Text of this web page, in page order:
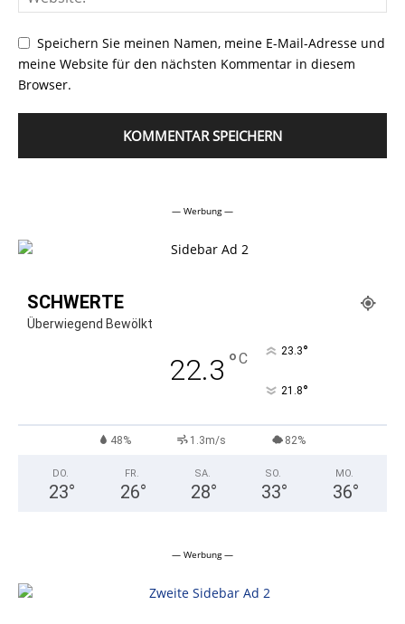
Speichern Sie meinen Namen, meine E-Mail-Adresse und
meine Website für den nächsten Kommentar in diesem
Browser.
— Werbung —
SCHWERTE
Überwiegend Bewölkt
22.3 °C 23.3°
21.8°
48% 1.3m/s 82%
DO.
23°
FR.
26°
SA.
28°
SO.
33°
MO.
36°
— Werbung —